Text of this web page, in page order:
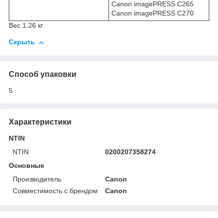
Canon imagePRESS C265
Canon imagePRESS C270
Вес 1.26 кг
Скрыть
Способ упаковки
5
Характеристики
NTIN
NTIN
0200207358274
Основные
Производитель
Canon
Совместимость с брендом
Canon